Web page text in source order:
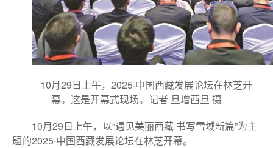
10月29日上午，2025·中国西藏发展论坛在林芝开
幕。这是开幕式现场。记者 旦增西旦 摄
10月29日上午，以“遇见美丽西藏 书写雪域新篇”为主
题的2025·中国西藏发展论坛在林芝开幕。